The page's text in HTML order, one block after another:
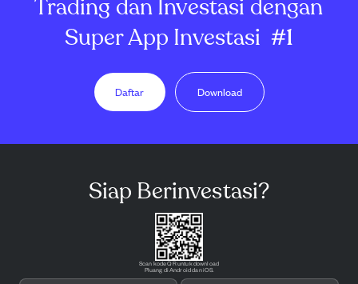
Trading dan Investasi dengan
Super App Investasi #1
Daftar Download
Siap Berinvestasi?
Scan kode QR untuk download
Pluang di Android dan iOS.